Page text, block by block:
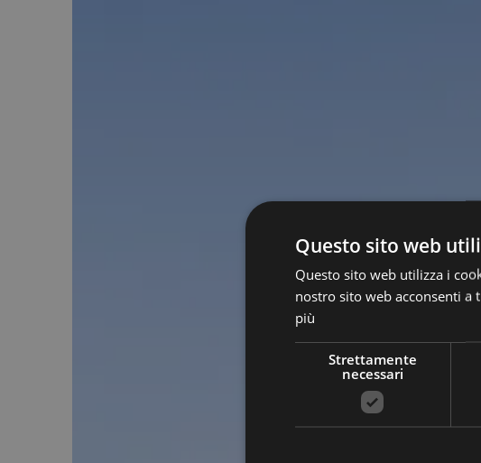
Questo sito web
Questo sito web utilizza i
nostro sito web acconsenti
più
Strettamente
necessari